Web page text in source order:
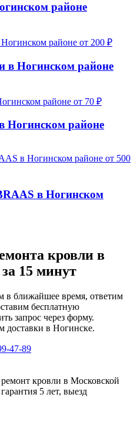
районе
от 200 ₽
в Ногинском районе
от 70 ₽
Ногинском районе
от 500
в Ногинском
кровли в
15 минут
в ближайшее время, ответим
бесплатную
запрос через форму.
доставки в Ногинске.
47-89
кровли в Московской
5 лет, выезд